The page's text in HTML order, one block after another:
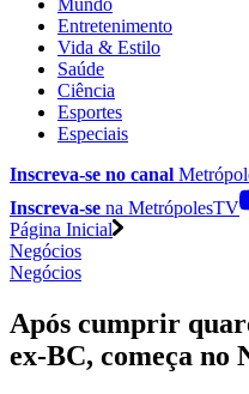
Entretenimento
Vida & Estilo
Saúde
Ciência
Esportes
Especiais
Inscreva-se no canal
Inscreva-se na MetrópolesTV
Página Inicial
Negócios
Negócios
Após cumprir
ex-BC, começa no